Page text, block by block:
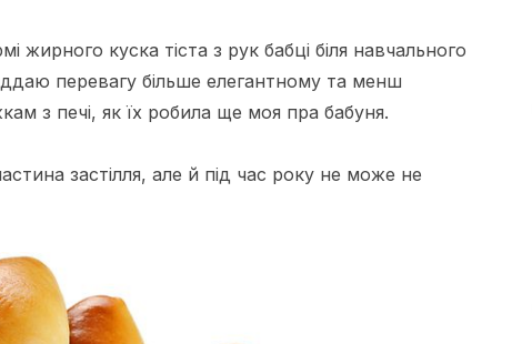
жирного куска тіста з рук бабці біля навчального
перевагу більше елегантному та менш
з печі, як їх робила ще моя пра бабуня.
застілля, але й під час року не може не